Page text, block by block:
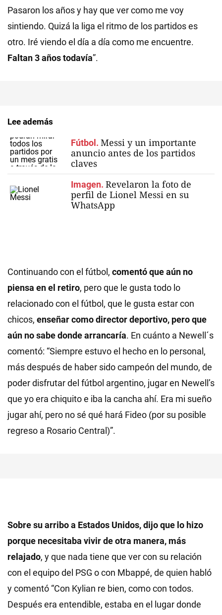
Pasaron los años y hay que ver como me voy
sintiendo. Quizá la liga el ritmo de los partidos es
otro. Iré viendo el día a día como me encuentre.
Faltan 3 años todavía”.
Lee además
Fútbol. Messi y un importante
anuncio antes de los partidos
claves
Imagen. Revelaron la foto de
perfil de Lionel Messi en su
WhatsApp
Continuando con el fútbol, comentó que aún no
piensa en el retiro, pero que le gusta todo lo
relacionado con el fútbol, que le gusta estar con
chicos, enseñar como director deportivo, pero que
aún no sabe donde arrancaría. En cuánto a Newell´s
comentó: “Siempre estuvo el hecho en lo personal,
más después de haber sido campeón del mundo, de
poder disfrutar del fútbol argentino, jugar en Newell’s
que yo era chiquito e iba la cancha ahí. Era mi sueño
jugar ahí, pero no sé qué hará Fideo (por su posible
regreso a Rosario Central)”.
Sobre su arribo a Estados Unidos, dijo que lo hizo
porque necesitaba vivir de otra manera, más
relajado, y que nada tiene que ver con su relación
con el equipo del PSG o con Mbappé, de quien habló
y comentó “Con Kylian re bien, como con todos.
Después era entendible, estaba en el lugar donde